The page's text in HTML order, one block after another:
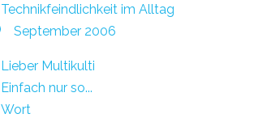
Technikfeindlichkeit im Alltag
September 2006
Lieber Multikulti
Einfach nur so...
Wort